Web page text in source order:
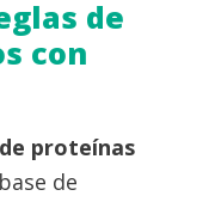
de
con
proteínas
de